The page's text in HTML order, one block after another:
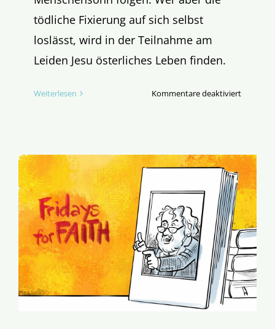
tödliche Fixierung auf sich selbst
loslässt, wird in der Teilnahme am
Leiden Jesu österliches Leben finden.
Weiterlesen Kommentare deaktiviertfür